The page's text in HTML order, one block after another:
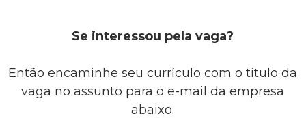
Se interessou pela vaga?
Então encaminhe seu currículo com o titulo da
vaga no assunto para o e-mail da empresa
abaixo.